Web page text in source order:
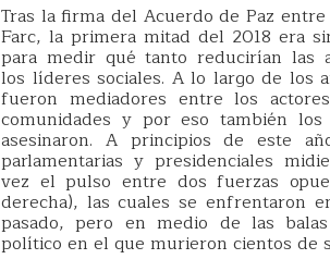
Tras la firma del Acuerdo de Paz
Farc, la primera mitad del 2018 era
para medir qué tanto reducirían las
los líderes sociales. A lo largo de los
fueron mediadores entre los
comunidades y por eso también los
asesinaron. A principios de este
parlamentarias y presidenciales
vez el pulso entre dos fuerzas
derecha), las cuales se enfrentaron
pasado, pero en medio de las
político en el que murieron cientos de